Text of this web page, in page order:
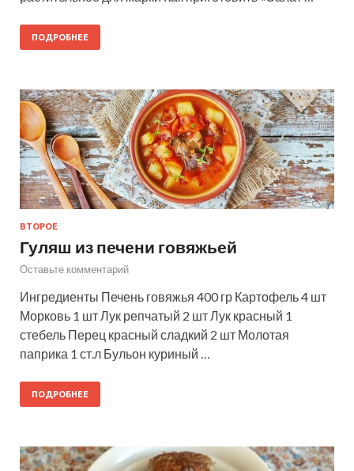
ПОДРОБНЕЕ
ВТОРОЕ
Гуляш из печени говяжьей
Оставьте комментарий
Ингредиенты Печень говяжья 400 гр Картофель 4 шт
Морковь 1 шт Лук репчатый 2 шт Лук красный 1
стебель Перец красный сладкий 2 шт Молотая
паприка 1 ст.л Бульон куриный …
ПОДРОБНЕЕ